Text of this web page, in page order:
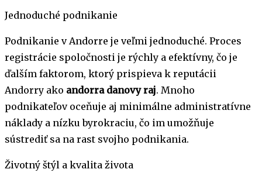
Jednoduché podnikanie
Podnikanie v Andorre je veľmi jednoduché. Proces
registrácie spoločnosti je rýchly a efektívny, čo je
ďalším faktorom, ktorý prispieva k reputácii
Andorry ako andorra danovy raj. Mnoho
podnikateľov oceňuje aj minimálne administratívne
náklady a nízku byrokraciu, čo im umožňuje
sústrediť sa na rast svojho podnikania.
Životný štýl a kvalita života